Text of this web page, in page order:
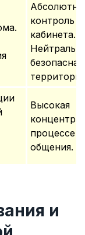
контроль
кабинета.
безопасная
Высокая
процессе
общения.
и